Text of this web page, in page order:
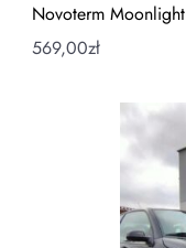
Novoterm Moonlight
569,00zł